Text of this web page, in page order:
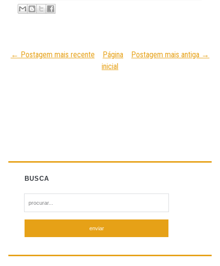
← Postagem mais recente Postagem mais antiga →
Página
inicial
BUSCA
e
h